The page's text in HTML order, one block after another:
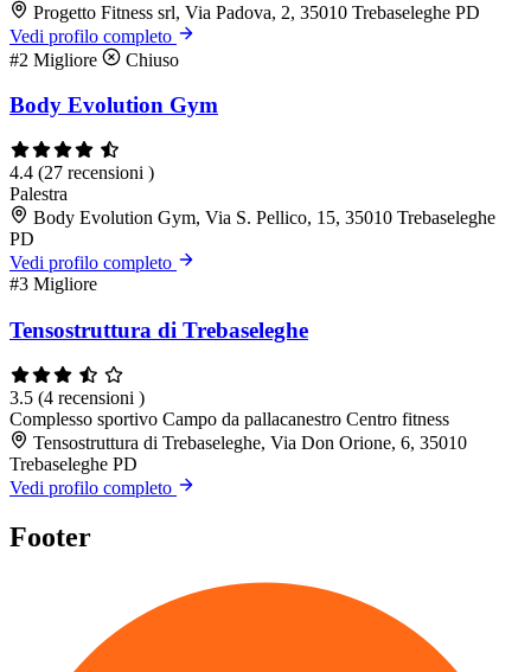
Progetto Fitness srl, Via Padova, 2, 35010 Trebaseleghe PD
Vedi profilo completo
#2 Migliore Chiuso
Body Evolution Gym
4.4 (27 recensioni )
Palestra
Body Evolution Gym, Via S. Pellico, 15, 35010 Trebaseleghe
PD
Vedi profilo completo
#3 Migliore
Tensostruttura di Trebaseleghe
3.5 (4 recensioni )
Complesso sportivo Campo da pallacanestro Centro fitness
Tensostruttura di Trebaseleghe, Via Don Orione, 6, 35010
Trebaseleghe PD
Vedi profilo completo
Footer